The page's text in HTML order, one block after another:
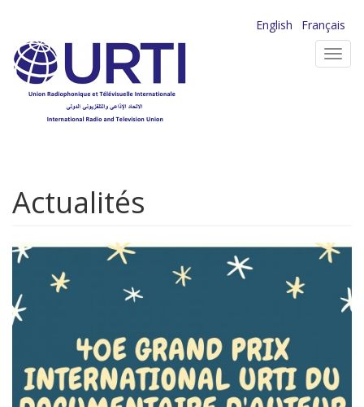
contenu
principal
English
Français
Actualités